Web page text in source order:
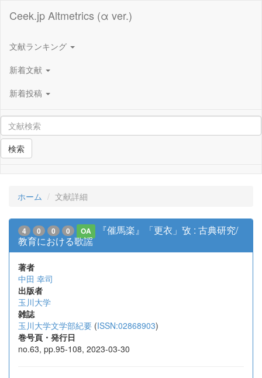
Ceek.jp Altmetrics (α ver.)
文献ランキング
新着文献
新着投稿
検索
ホーム 文献詳細
4 0 0 0 OA
『催馬楽』「更衣」攷 : 古典研究/
教育における歌謡
著者
中田 幸司
出版者
玉川大学
雑誌
玉川大学文学部紀要 (ISSN:02868903)
巻号頁・発行日
no.63, pp.95-108, 2023-03-30